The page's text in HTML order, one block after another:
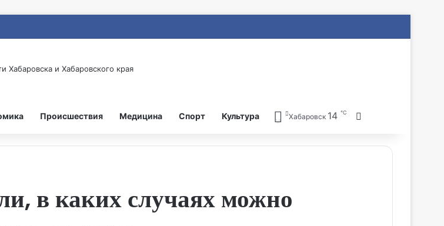
Происшествия Медицина Спорт Культура Хабаровск 14 ℃
в каких случаях можно